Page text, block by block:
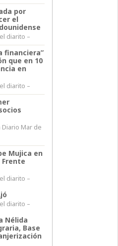
por
el
diarito –
financiera”
que en 10
en
diarito –
Mar de
Mujica en
diarito –
diarito –
Nélida
Base